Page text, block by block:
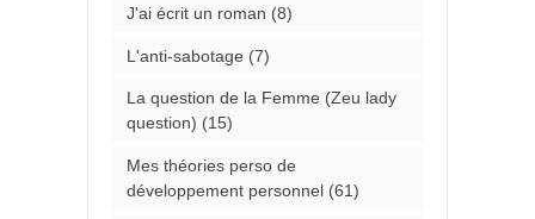
J'ai écrit un roman (8)
L'anti-sabotage (7)
La question de la Femme (Zeu lady
question) (15)
Mes théories perso de
développement personnel(61)